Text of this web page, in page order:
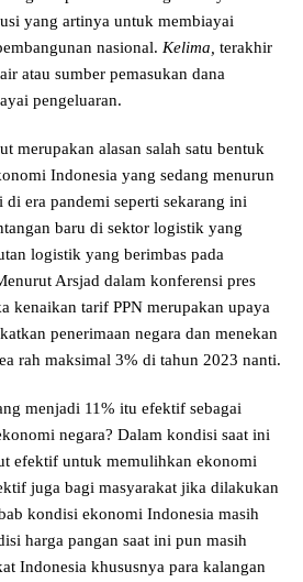
yang artinya untuk membiayai
nasional. Kelima, terakhir
atau sumber pemasukan dana
pengeluaran.
merupakan alasan salah satu bentuk
Indonesia yang sedang menurun
di era pandemi seperti sekarang ini
baru di sektor logistik yang
logistik yang berimbas pada
Arsjad dalam konferensi pres
kenaikan tarif PPN merupakan upaya
penerimaan negara dan menekan
rah maksimal 3% di tahun 2023 nanti.
menjadi 11% itu efektif sebagai
negara? Dalam kondisi saat ini
efektif untuk memulihkan ekonomi
juga bagi masyarakat jika dilakukan
kondisi ekonomi Indonesia masih
harga pangan saat ini pun masih
Indonesia khususnya para kalangan